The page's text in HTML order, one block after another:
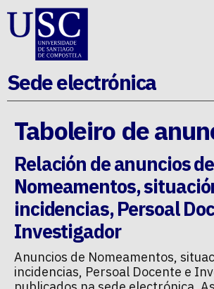
Ir ao contido da p�xina
Sede electrónica
Taboleiro de
Relación de anuncios de
Nomeamentos,
incidencias,Persoal
Investigador
Anuncios de Nomeamentos,
incidencias, Persoal Docente e